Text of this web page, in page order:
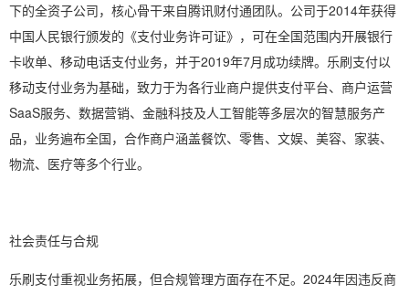
下的全资子公司，核心骨干来自腾讯财付通团队。公司于2014年获得
中国人民银行颁发的《支付业务许可证》，可在全国范围内开展银行
卡收单、移动电话支付业务，并于2019年7月成功续牌。乐刷支付以
移动支付业务为基础，致力于为各行业商户提供支付平台、商户运营
SaaS服务、数据营销、金融科技及人工智能等多层次的智慧服务产
品，业务遍布全国，合作商户涵盖餐饮、零售、文娱、美容、家装、
物流、医疗等多个行业。
社会责任与合规
乐刷支付重视业务拓展，但合规管理方面存在不足。2024年因违反商